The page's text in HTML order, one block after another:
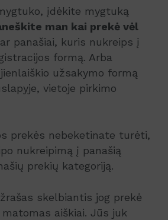
įdėkite mygtuką
man kai prekė vėl
panašiai, kuris nukreips į
formą. Arba
užsakymo formą
vietoje pirkimo
prekės nebeketinate turėti,
nukreipimą į panašią
prekių kategoriją.
skelbiantis jog prekė
aiškiai. Jūs juk